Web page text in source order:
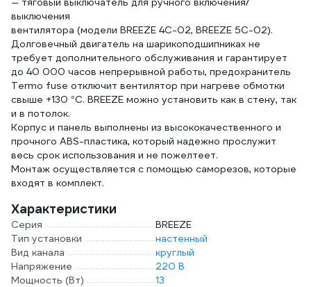
выключения
вентилятора (модели BREEZE 4C-02, BREEZE 5C-02).
Долговечный двигатель на шарикоподшипниках не
требует дополнительного обслуживания и гарантирует
до 40 000 часов непрерывной работы, предохранитель
Termo fuse отключит вентилятор при нагреве обмотки
свыше +130 °C. BREEZE можно установить как в стену, так
и в потолок.
Корпус и панель выполнены из высококачественного и
прочного ABS-пластика, который надежно прослужит
весь срок использования и не пожелтеет.
Монтаж осуществляется с помощью саморезов, которые
входят в комплект.
Характеристики
Серия
BREEZE
Тип установки
настенный
Вид канала
круглый
Напряжение
220 В
Мощность (Вт)
13